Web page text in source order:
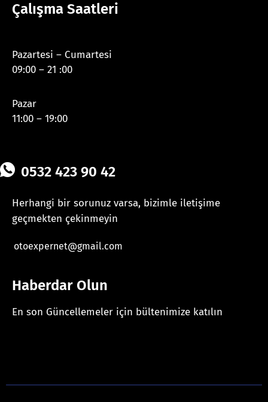
Çalışma Saatleri
Pazartesi – Cumartesi
09:00 – 21 :00
Pazar
11:00 – 19:00
0532 423 90 42
Herhangi bir sorunuz varsa, bizimle iletişime
geçmekten çekinmeyin
otoexpernet@gmail.com
Haberdar Olun
En son Güncellemeler için bültenimize katılın